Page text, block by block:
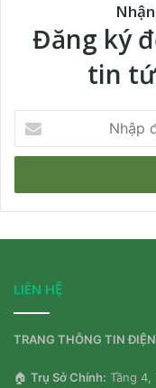
Đăng ký
tin
địa
chỉ
của
bạn
LIÊN HỆ
TRANG THÔNG TIN
🏠 Trụ Sở Chính: Tầng 4,